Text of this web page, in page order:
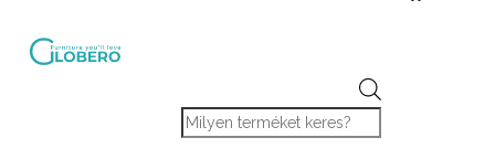
Products search